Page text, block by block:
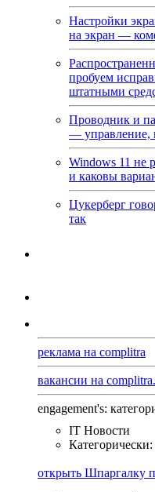
Настройки
на экран —
пробуем
штатными
Проводник и
— управление,
Windows 11 не
и каковы
Цукерберг
так
реклама на complitra
вакансии на
engagement's:
IT Новости
открыть Шпаргалку